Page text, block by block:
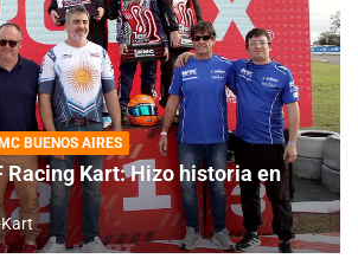
BUENOS AIRES
Racing Kart: Hizo historia en